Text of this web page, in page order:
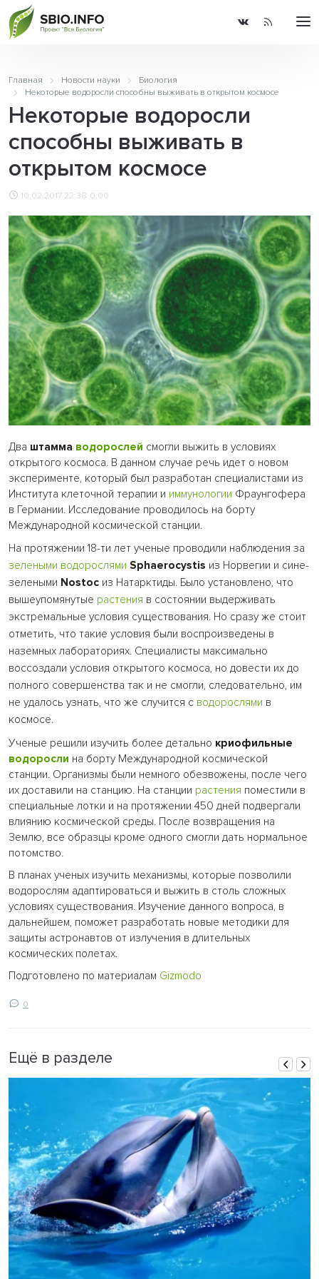
Главная Новости науки
Биология
Некоторые водоросли способны выживать в открытом космосе
Некоторые водоросли
способны выживать в
открытом космосе
10.02.2017 22:38 0.00
Два штамма водорослей смогли выжить в условиях
открытого космоса. В данном случае речь идет о новом
эксперименте, который был разработан специалистами из
Института клеточной терапии и иммунологии Фраунгофера
в Германии. Исследование проводилось на борту
Международной космической станции.
На протяжении 18-ти лет ученые проводили наблюдения за
зелеными водорослями Sphaerocystis из Норвегии и сине-
зелеными Nostoc из Натарктиды. Было установлено, что
вышеупомянутые растения в состоянии выдерживать
экстремальные условия существования. Но сразу же стоит
отметить, что такие условия были воспроизведены в
наземных лабораториях. Специалисты максимально
воссоздали условия открытого космоса, но довести их до
полного совершенства так и не смогли, следовательно, им
не удалось узнать, что же случится с водорослями в
космосе.
Ученые решили изучить более детально криофильные
водоросли на борту Международной космической
станции. Организмы были немного обезвожены, после чего
их доставили на станцию. На станции растения поместили в
специальные лотки и на протяжении 450 дней подвергали
влиянию космической среды. После возвращения на
Землю, все образцы кроме одного смогли дать нормальное
потомство.
В планах ученых изучить механизмы, которые позволили
водорослям адаптироваться и выжить в столь сложных
условиях существования. Изучение данного вопроса, в
дальнейшем, поможет разработать новые методики для
защиты астронавтов от излучения в длительных
космических полетах.
Подготовлено по материалам Gizmodo
0
Ещё в разделе